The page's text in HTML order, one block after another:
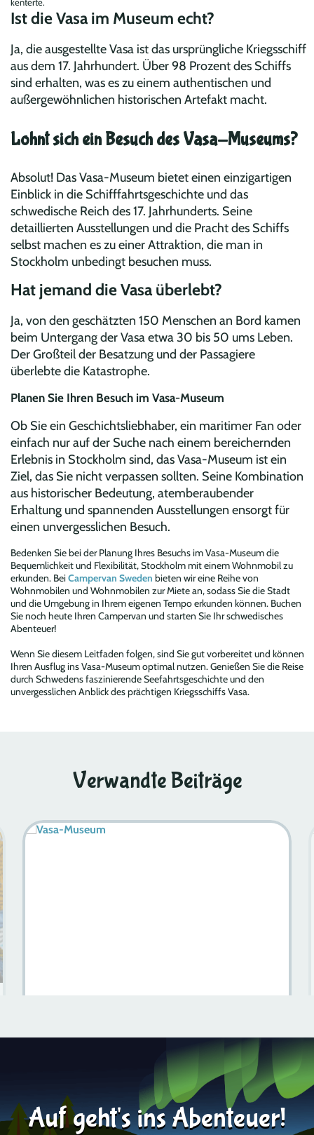
kenterte.
Ist die Vasa im Museum echt?
Ja, die ausgestellte Vasa ist das ursprüngliche Kriegsschiff
aus dem 17. Jahrhundert. Über 98 Prozent des Schiffs
sind erhalten, was es zu einem authentischen und
außergewöhnlichen historischen Artefakt macht.
Lohnt sich ein Besuch des Vasa-Museums?
Absolut! Das Vasa-Museum bietet einen einzigartigen
Einblick in die Schifffahrtsgeschichte und das
schwedische Reich des 17. Jahrhunderts. Seine
detaillierten Ausstellungen und die Pracht des Schiffs
selbst machen es zu einer Attraktion, die man in
Stockholm unbedingt besuchen muss.
Hat jemand die Vasa überlebt?
Ja, von den geschätzten 150 Menschen an Bord kamen
beim Untergang der Vasa etwa 30 bis 50 ums Leben.
Der Großteil der Besatzung und der Passagiere
überlebte die Katastrophe.
Planen Sie Ihren Besuch im Vasa-Museum
Ob Sie ein Geschichtsliebhaber, ein maritimer Fan oder
einfach nur auf der Suche nach einem bereichernden
Erlebnis in Stockholm sind, das Vasa-Museum ist ein
Ziel, das Sie nicht verpassen sollten. Seine Kombination
aus historischer Bedeutung, atemberaubender
Erhaltung und spannenden Ausstellungen ensorgt für
einen unvergesslichen Besuch.
Bedenken Sie bei der Planung Ihres Besuchs im Vasa-Museum die
Bequemlichkeit und Flexibilität, Stockholm mit einem Wohnmobil zu
erkunden. BeiCampervan Sweden bieten wir eine Reihe von
Wohnmobilen und Wohnmobilen zur Miete an, sodass Sie die Stadt
und die Umgebung in Ihrem eigenen Tempo erkunden können. Buchen
Sie noch heute Ihren Campervan und starten Sie Ihr schwedisches
Abenteuer!
Wenn Sie diesem Leitfaden folgen, sind Sie gut vorbereitet und können
Ihren Ausflug ins Vasa-Museum optimal nutzen. Genießen Sie die Reise
durch Schwedens faszinierende Seefahrtsgeschichte und den
unvergesslichen Anblick des prächtigen Kriegsschiffs Vasa.
Verwandte Beiträge
Mehr erfahren
Auf geht's ins Abenteuer!